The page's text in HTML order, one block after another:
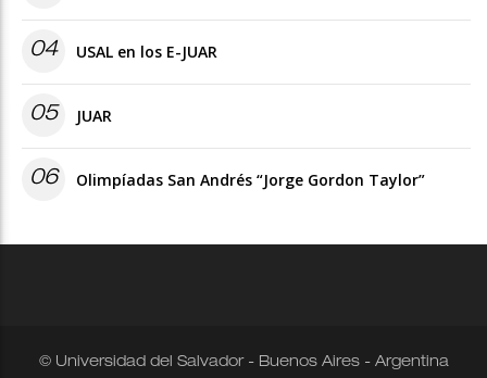
04 USAL en los E-JUAR
05 JUAR
06 Olimpíadas San Andrés “Jorge Gordon Taylor”
© Universidad del Salvador - Buenos Aires - Argentina